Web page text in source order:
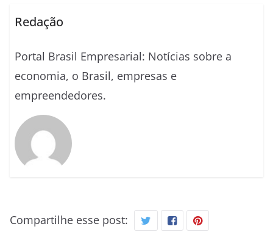
Redação
Portal Brasil Empresarial: Notícias sobre a
economia, o Brasil, empresas e
empreendedores.
Compartilhe esse post: